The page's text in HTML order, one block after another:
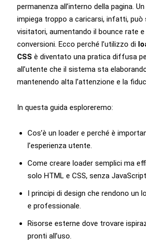
permanenza all’interno della pagina.
impiega troppo a caricarsi, infatti, può
visitatori, aumentando il bounce rate e
conversioni. Ecco perché l’utilizzo di
CSS è diventato una pratica diffusa
all’utente che il sistema sta
mantenendo alta l’attenzione e la
In questa guida esploreremo:
Cos’è un loader e perché è
l’esperienza utente.
Come creare loader semplici ma
solo HTML e CSS, senza JavaScript.
I principi di design che rendono un
e professionale.
Risorse esterne dove trovare
pronti all’uso.